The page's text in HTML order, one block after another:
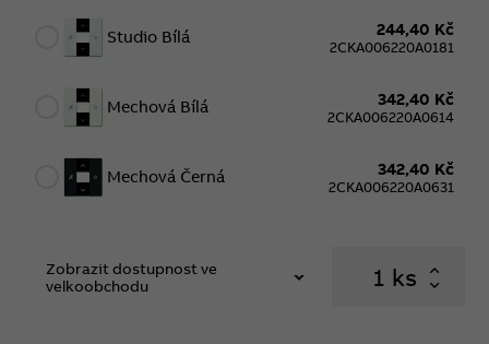
Studio Bílá 244,40 Kč
2CKA006220A0181
Mechová Bílá 342,40 Kč
2CKA006220A0614
Mechová Černá 342,40 Kč
2CKA006220A0631
Zobrazit dostupnost ve
velkoobchodu
ks